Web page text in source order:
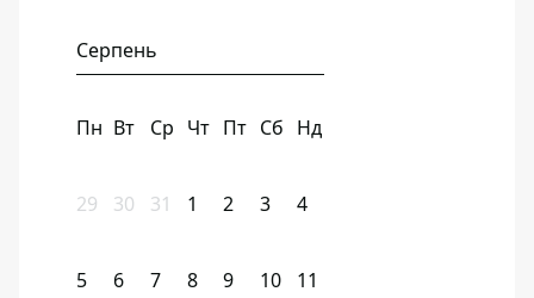
Серпень
Пн Вт Ср Чт Пт Сб Нд
29 30 31 1 2 3 4
5 6 7 8 9 10 11